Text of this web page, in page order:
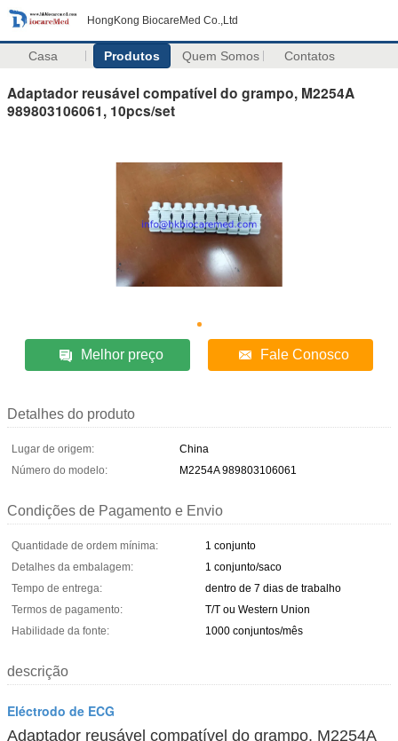
HongKong BiocareMed Co.,Ltd
Casa Produtos Quem Somos Contatos
Adaptador reusável compatível do grampo, M2254A
989803106061, 10pcs/set
Melhor preço Fale Conosco
Detalhes do produto
Lugar de origem:
China
Número do modelo:
M2254A 989803106061
Condições de Pagamento e Envio
Quantidade de ordem mínima:
1 conjunto
Detalhes da embalagem:
1 conjunto/saco
Tempo de entrega:
dentro de 7 dias de trabalho
Termos de pagamento:
T/T ou Western Union
Habilidade da fonte:
1000 conjuntos/mês
descrição
Eléctrodo de ECG
Adaptador reusável compatível do grampo, M2254A